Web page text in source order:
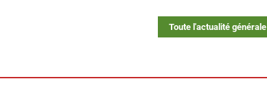
Toute l'actualité générale